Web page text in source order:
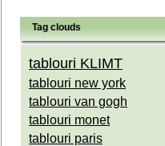
Tag clouds
tablouri KLIMT
tablouri new york
tablouri van gogh
tablouri monet
tablouri paris